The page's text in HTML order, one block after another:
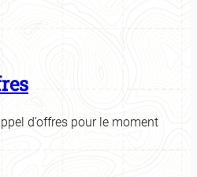
d’offres pour le moment